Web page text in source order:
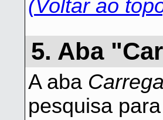
(Voltar ao
5. Aba
A aba
pesquisa